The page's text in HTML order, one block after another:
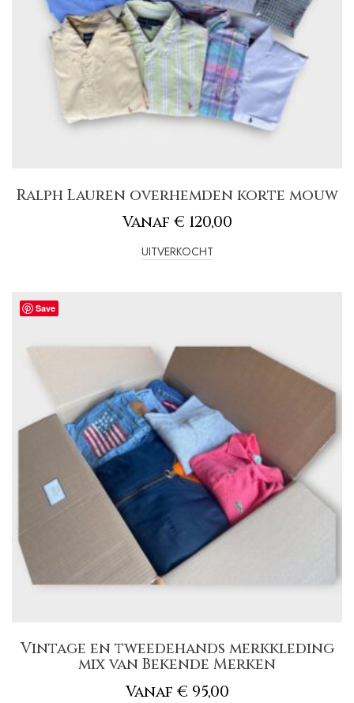
Ralph Lauren overhemden korte mouw
Vanaf € 120,00
UITVERKOCHT
Save
Vintage en tweedehands merkkleding
mix van Bekende Merken
Vanaf € 95,00